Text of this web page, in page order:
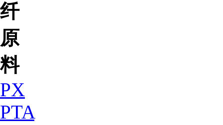
纤
原
料
PX
PTA